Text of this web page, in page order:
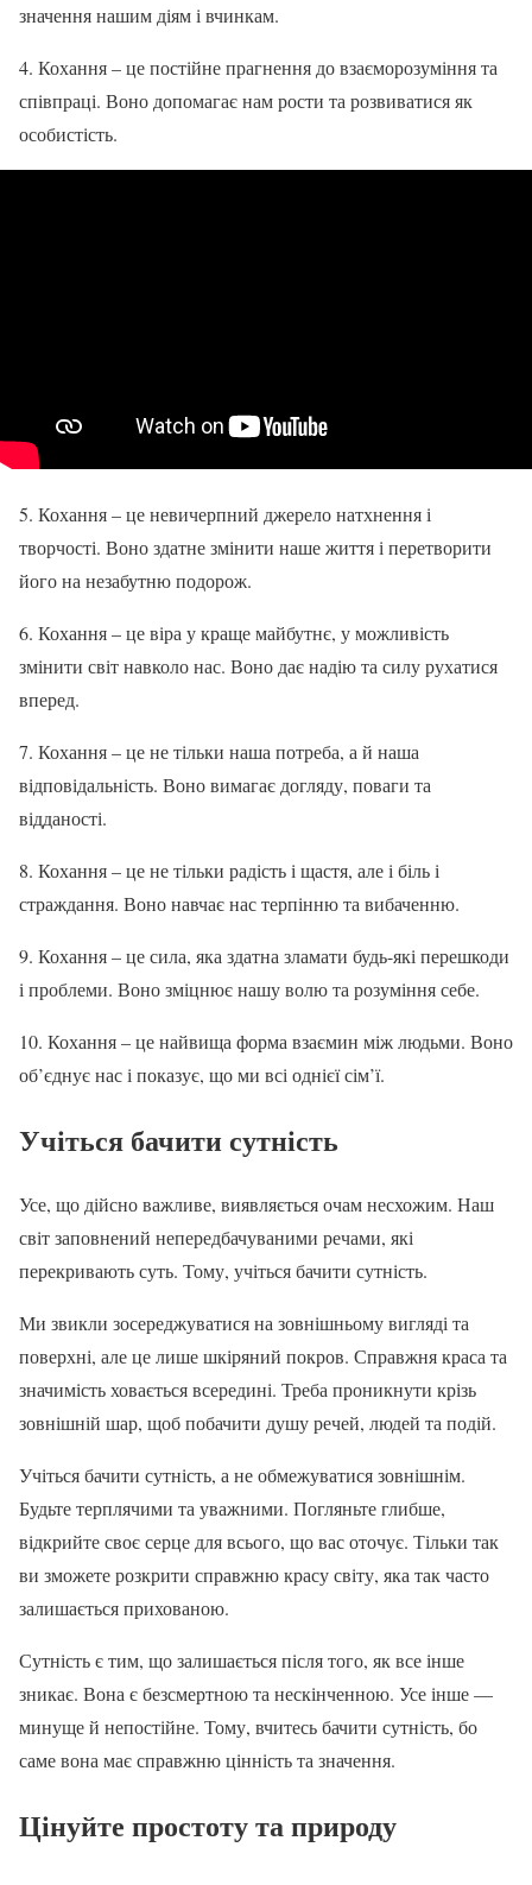
значення нашим діям і вчинкам.
4. Кохання – це постійне прагнення до взаєморозуміння та
співпраці. Воно допомагає нам рости та розвиватися як
особистість.
5. Кохання – це невичерпний джерело натхнення і
творчості. Воно здатне змінити наше життя і перетворити
його на незабутню подорож.
6. Кохання – це віра у краще майбутнє, у можливість
змінити світ навколо нас. Воно дає надію та силу рухатися
вперед.
7. Кохання – це не тільки наша потреба, а й наша
відповідальність. Воно вимагає догляду, поваги та
відданості.
8. Кохання – це не тільки радість і щастя, але і біль і
страждання. Воно навчає нас терпінню та вибаченню.
9. Кохання – це сила, яка здатна зламати будь-які перешкоди
і проблеми. Воно зміцнює нашу волю та розуміння себе.
10. Кохання – це найвища форма взаємин між людьми. Воно
об’єднує нас і показує, що ми всі однієї сім’ї.
Учіться бачити сутність
Усе, що дійсно важливе, виявляється очам несхожим. Наш
світ заповнений непередбачуваними речами, які
перекривають суть. Тому, учіться бачити сутність.
Ми звикли зосереджуватися на зовнішньому вигляді та
поверхні, але це лише шкіряний покров. Справжня краса та
значимість ховається всередині. Треба проникнути крізь
зовнішній шар, щоб побачити душу речей, людей та подій.
Учіться бачити сутність, а не обмежуватися зовнішнім.
Будьте терплячими та уважними. Погляньте глибше,
відкрийте своє серце для всього, що вас оточує. Тільки так
ви зможете розкрити справжню красу світу, яка так часто
залишається прихованою.
Сутність є тим, що залишається після того, як все інше
зникає. Вона є безсмертною та нескінченною. Усе інше —
минуще й непостійне. Тому, вчитесь бачити сутність, бо
саме вона має справжню цінність та значення.
Цінуйте простоту та природу